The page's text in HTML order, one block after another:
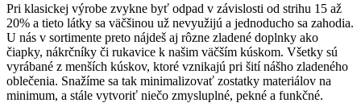
Pri klasickej výrobe zvykne byť odpad v závislosti od strihu 15 až
20% a tieto látky sa väčšinou už nevyužijú a jednoducho sa zahodia.
U nás v sortimente preto nájdeš aj rôzne zladené doplnky ako
čiapky, nákrčníky či rukavice k našim väčším kúskom. Všetky sú
vyrábané z menších kúskov, ktoré vznikajú pri šití nášho zladeného
oblečenia. Snažíme sa tak minimalizovať zostatky materiálov na
minimum, a stále vytvoriť niečo zmysluplné, pekné a funkčné.